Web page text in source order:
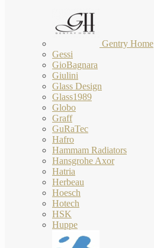
Gentry Home
Gessi
GioBagnara
Giulini
Glass Design
Glass1989
Globo
Graff
GuRaTec
Hafro
Hammam Radiators
Hansgrohe Axor
Hatria
Herbeau
Hoesch
Hotech
HSK
Huppe